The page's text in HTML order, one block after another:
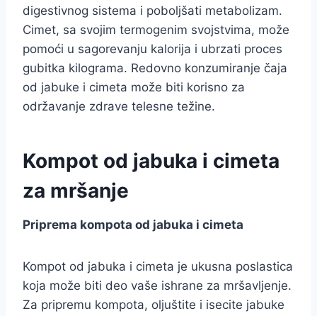
digestivnog sistema i poboljšati metabolizam.
Cimet, sa svojim termogenim svojstvima, može
pomoći u sagorevanju kalorija i ubrzati proces
gubitka kilograma. Redovno konzumiranje čaja
od jabuke i cimeta može biti korisno za
održavanje zdrave telesne težine.
Kompot od jabuka i cimeta
za mršanje
Priprema kompota od jabuka i cimeta
Kompot od jabuka i cimeta je ukusna poslastica
koja može biti deo vaše ishrane za mršavljenje.
Za pripremu kompota, oljuštite i isecite jabuke